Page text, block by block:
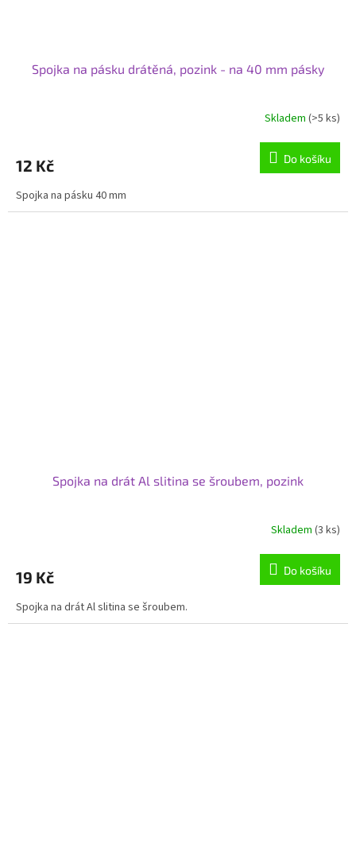
Spojka na pásku drátěná, pozink - na 40 mm pásky
Skladem (>5 ks)
12 Kč Do košíku
Spojka na pásku 40 mm
Spojka na drát Al slitina se šroubem, pozink
Skladem (3 ks)
19 Kč Do košíku
Spojka na drát Al slitina se šroubem.